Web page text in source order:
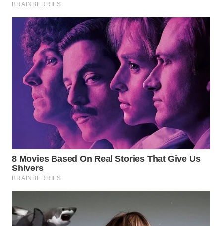
WN
TAPANULI
UTARA
WN
SAMOSIR
WN
PADANG
LAWAS
WN
SUMEDANG
WN